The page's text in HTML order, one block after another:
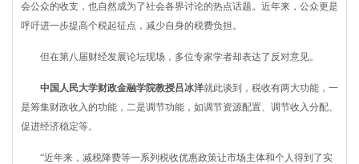
会公众的收支，也自然成为了社会各界讨论的热点话题。近年来，公众更是
呼吁进一步提高个税起征点，减少自身的税费负担。
但在第八届财经发展论坛现场，多位专家学者却表达了反对意见。
中国人民大学财政金融学院教授吕冰洋就此谈到，税收有两大功能，一
是筹集财政收入的功能，二是调节功能，如调节资源配置、调节收入分配、
促进经济稳定等。
“近年来，减税降费等一系列税收优惠政策让市场主体和个人得到了实